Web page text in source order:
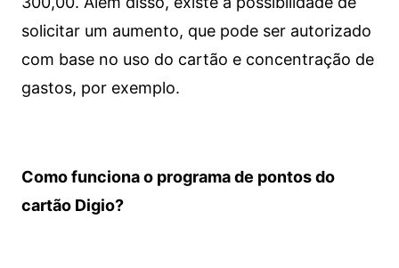
solicitar um aumento, que pode ser autorizado
com base no uso do cartão e concentração de
gastos, por exemplo.
Como funciona o programa de pontos do
cartão Digio?